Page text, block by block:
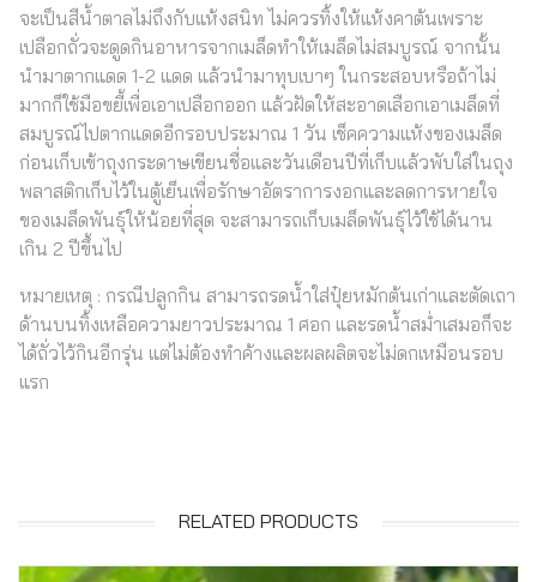
จะเป็นสีน้ำตาลไม่ถึงกับแห้งสนิท ไม่ควรทิ้งให้แห้งคาต้นเพราะ
เปลือกถั่วจะดูดกินอาหารจากเมล็ดทำให้เมล็ดไม่สมบูรณ์ จากนั้น
นำมาตากแดด 1-2 แดด แล้วนำมาทุบเบาๆ ในกระสอบหรือถ้าไม่
มากก็ใช้มือขยี้เพื่อเอาเปลือกออก แล้วฝัดให้สะอาดเลือกเอาเมล็ดที่
สมบูรณ์ไปตากแดดอีกรอบประมาณ 1 วัน เช็คความแห้งของเมล็ด
ก่อนเก็บเข้าถุงกระดาษเขียนชื่อและวันเดือนปีที่เก็บแล้วพับใส่ในถุง
พลาสติกเก็บไว้ในตู้เย็นเพื่อรักษาอัตราการงอกและลดการหายใจ
ของเมล็ดพันธุ์ให้น้อยที่สุด จะสามารถเก็บเมล็ดพันธุ์ไว้ใช้ได้นาน
เกิน 2 ปีขึ้นไป
หมายเหตุ : กรณีปลูกกิน สามารถรดน้ำใส่ปุ๋ยหมักต้นเก่าและตัดเถา
ด้านบนทิ้งเหลือความยาวประมาณ 1 ศอก และรดน้ำสม่ำเสมอก็จะ
ได้ถั่วไว้กินอีกรุ่น แต่ไม่ต้องทำค้างและผลผลิตจะไม่ดกเหมือนรอบ
แรก
RELATED PRODUCTS